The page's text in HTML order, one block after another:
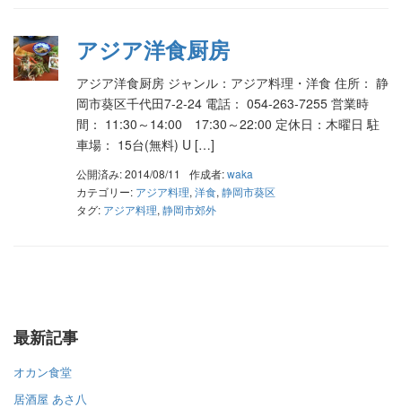
アジア洋食厨房
アジア洋食厨房 ジャンル：アジア料理・洋食 住所： 静
岡市葵区千代田7-2-24 電話： 054-263-7255 営業時
間： 11:30～14:00 17:30～22:00 定休日：木曜日 駐
車場： 15台(無料) U […]
公開済み: 2014/08/11 作成者:waka
カテゴリー: アジア料理, 洋食, 静岡市葵区
タグ: アジア料理, 静岡市郊外
最新記事
オカン食堂
居酒屋 あさ八